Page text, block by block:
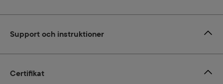
Certifikat
Support och instruktioner